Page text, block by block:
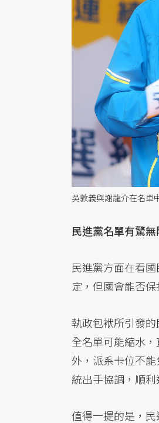
吳敦義與謝龍介在名單
民進黨名單有驚無
民進黨方面在看
定，但國會能否
執政包袱所引發
全名單可能縮水
外，派系卡位不
統出手協調，順利
值得一提的是，